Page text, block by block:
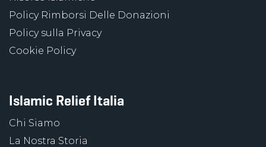
Policy Rimborsi Delle Donazioni
Policy sulla Privacy
Cookie Policy
Islamic Relief Italia
Chi Siamo
La Nostra Storia